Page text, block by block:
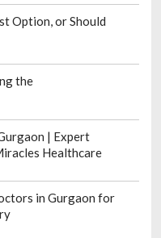
Option, or Should
the
| Expert
Healthcare
in Gurgaon for